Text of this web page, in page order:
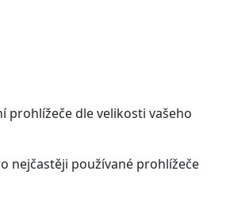
prohlížeče dle velikosti vašeho
nejčastěji používané prohlížeče